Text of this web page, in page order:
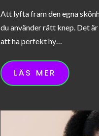
Att lyfta fram den egna
du använder rätt knep. Det
att ha perfekt hy…
LÄS MER